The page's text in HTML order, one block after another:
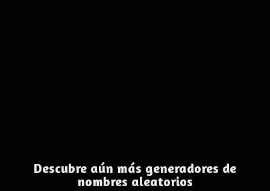
Descubre aún más generadores de
nombres aleatorios